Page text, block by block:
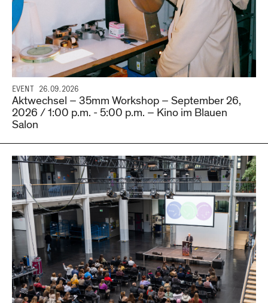
EVENT 26.09.2026
Aktwechsel – 35mm Workshop – September 26,
2026 / 1:00 p.m. - 5:00 p.m. – Kino im Blauen
Salon